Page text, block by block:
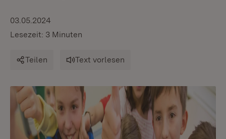
03.05.2024
Lesezeit: 3 Minuten
Teilen Text vorlesen